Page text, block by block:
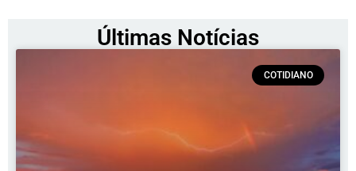
Últimas Notícias
COTIDIANO